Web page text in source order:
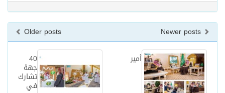
Older posts
40
جهة
تشارك
في
أمير